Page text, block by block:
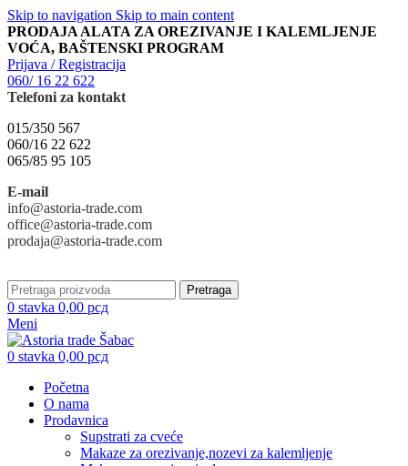
Skip to navigation Skip to main content
PRODAJA ALATA ZA OREZIVANJE I KALEMLJENJE
VOĆA, BAŠTENSKI PROGRAM
Prijava / Registracija
060/ 16 22 622
Telefoni za kontakt
015/350 567
060/16 22 622
065/85 95 105
E-mail
info@astoria-trade.com
office@astoria-trade.com
prodaja@astoria-trade.com
Pretraga
0 stavka 0,00 рсд
Meni
0 stavka 0,00 рсд
Početna
O nama
Prodavnica
Supstrati za cveće
Makaze za orezivanje,nozevi za kalemljenje